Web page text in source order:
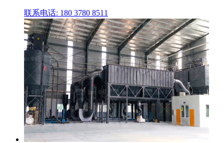
联系电话: 180 3780 8511